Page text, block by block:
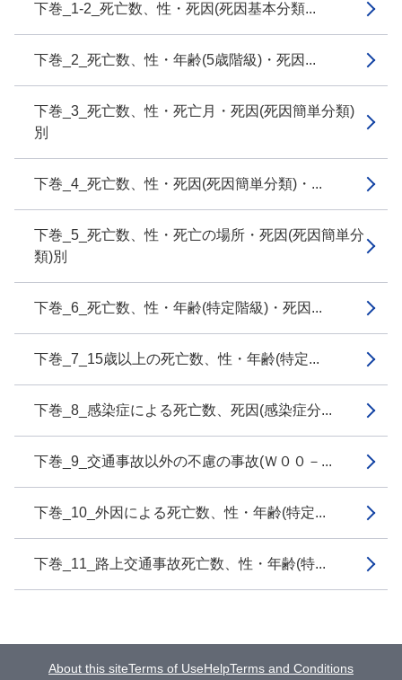
下巻_1-2_死亡数、性・死因(死因基本分類...
下巻_2_死亡数、性・年齢(5歳階級)・死因...
下巻_3_死亡数、性・死亡月・死因(死因簡単分類)
別
下巻_4_死亡数、性・死因(死因簡単分類)・...
下巻_5_死亡数、性・死亡の場所・死因(死因簡単分
類)別
下巻_6_死亡数、性・年齢(特定階級)・死因...
下巻_7_15歳以上の死亡数、性・年齢(特定...
下巻_8_感染症による死亡数、死因(感染症分...
下巻_9_交通事故以外の不慮の事故(Ｗ００－...
下巻_10_外因による死亡数、性・年齢(特定...
下巻_11_路上交通事故死亡数、性・年齢(特...
About this siteTerms of UseHelpTerms and Conditions